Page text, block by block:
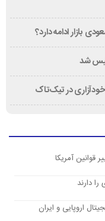
بازار ادامه دارد؟
در تیک‌تاک
آمریکا
دارند
اروپایی و ایران